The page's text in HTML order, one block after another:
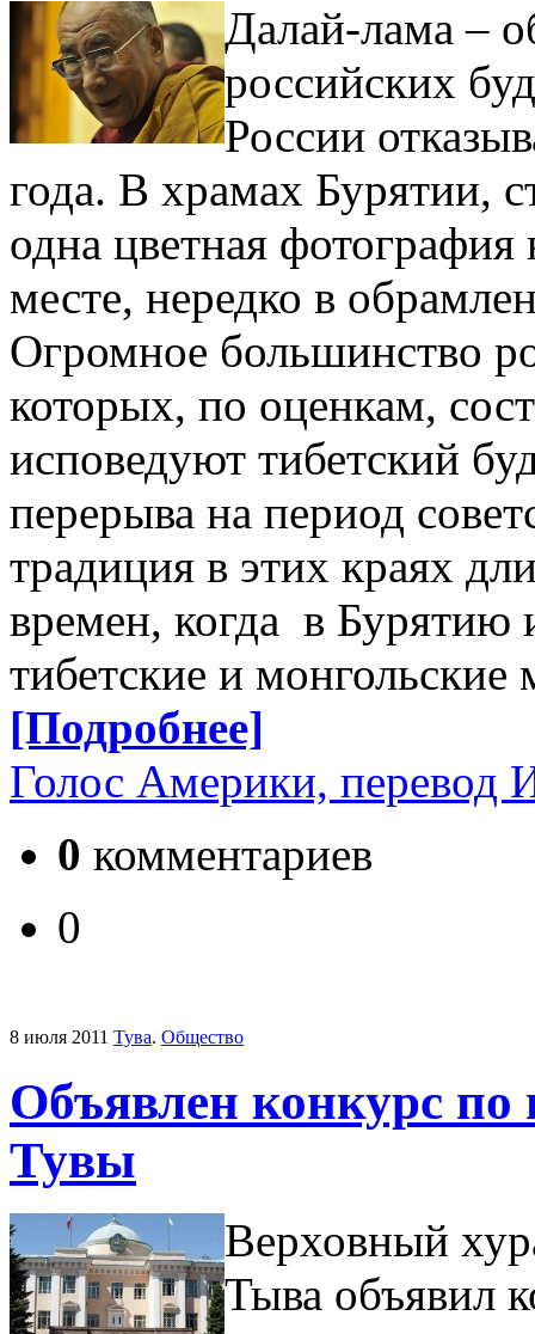
Далай-лама –
российских
России
года. В храмах Бурятии,
одна цветная
месте, нередко в
Огромное большинство
которых, по оценкам,
исповедуют тибетский
перерыва на период
традиция в этих краях
времен, когда в
тибетские и
[Подробнее]
Голос Америки,
0 комментариев
0
8 июля 2011 Тува. Общество
Объявлен конкурс по
Тувы
Верховный
Тыва объявил